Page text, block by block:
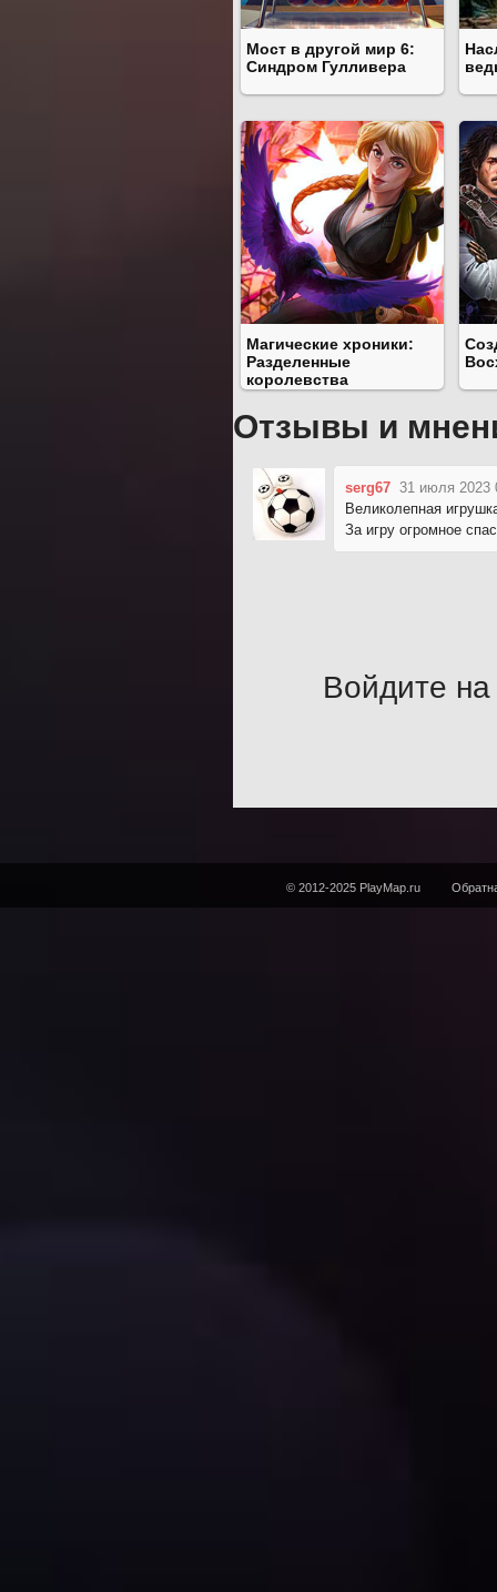
Мост в другой мир 6:
Синдром Гулливера
Магические хроники:
Разделенные
королевства
Отзывы и
serg67 31 июля 2023
Великолепная
За игру огромное
Войдите на
© 2012-2025 PlayMap.ru